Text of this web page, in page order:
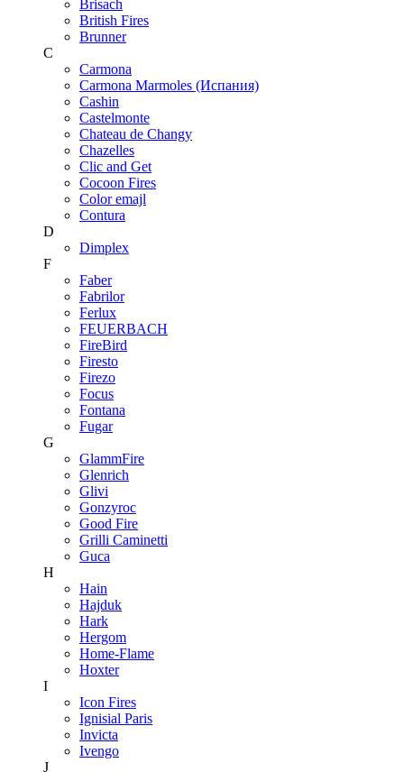
Brisach
British Fires
Brunner
C
Carmona
Carmona Marmoles (Испания)
Cashin
Castelmonte
Chateau de Changy
Chazelles
Clic and Get
Cocoon Fires
Color emajl
Contura
D
Dimplex
F
Faber
Fabrilor
Ferlux
FEUERBACH
FireBird
Firesto
Firezo
Focus
Fontana
Fugar
G
GlammFire
Glenrich
Glivi
Gonzyroc
Good Fire
Grilli Caminetti
Guca
H
Hain
Hajduk
Hark
Hergom
Home-Flame
Hoxter
I
Icon Fires
Ignisial Paris
Invicta
Ivengo
J